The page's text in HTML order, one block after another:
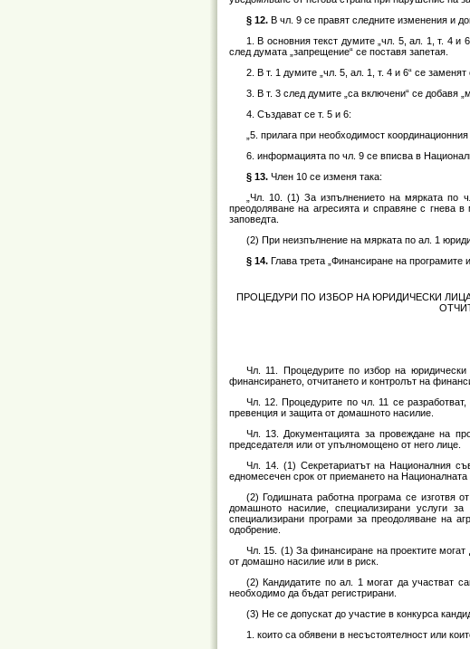
§ 12.В чл. 9 се правят следните изменения и
1. В основния текст думите „чл. 5, ал. 1, т. 4 и
след думата „запрещение“ се поставя запетая.
2. В т. 1 думите „чл. 5, ал. 1, т. 4 и 6“ се заменят
3. В т. 3 след думите „са включени“ се добавя
4. Създават се т. 5 и 6:
„5. прилага при необходимост
6. информацията по чл. 9 се вписва в
§ 13.Член 10 се изменя така:
„Чл. 10. (1) За изпълнението на мярката по
преодоляване на агресията и справяне с гнева
заповедта.
(2) При неизпълнение на мярката по ал. 1
§ 14.Глава трета „Финансиране на програмите
ПРОЦЕДУРИ ПО ИЗБОР НА ЮРИДИЧЕСКИ
Чл. 11. Процедурите по избор на
финансирането, отчитането и контролът на
Чл. 12. Процедурите по чл. 11 се
превенция и защита от домашното насилие.
Чл. 13. Документацията за провеждане на
председателя или от упълномощено от него лице.
Чл. 14. (1) Секретариатът на Националния
едномесечен срок от приемането на
(2) Годишната работна програма се изготвя
домашното насилие, специализирани услуги
специализирани програми за преодоляване на
одобрение.
Чл. 15. (1) За финансиране на проектите могат
от домашно насилие или в риск.
(2) Кандидатите по ал. 1 могат да участват
необходимо да бъдат регистрирани.
(3) Не се допускат до участие в конкурса
1. които са обявени в несъстоятелност или